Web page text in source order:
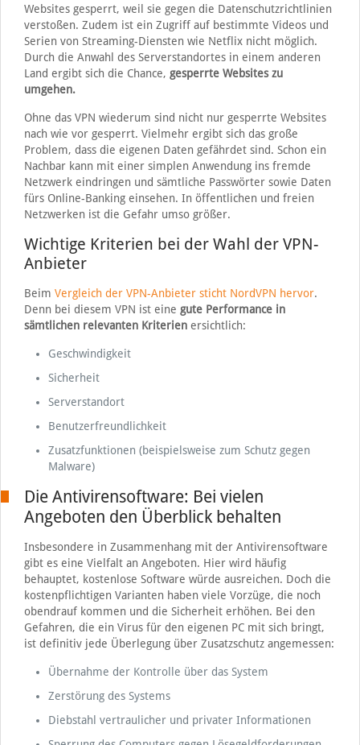
Websites gesperrt, weil sie gegen die Datenschutzrichtlinien
verstoßen. Zudem ist ein Zugriff auf bestimmte Videos und
Serien von Streaming-Diensten wie Netflix nicht möglich.
Durch die Anwahl des Serverstandortes in einem anderen
Land ergibt sich die Chance, gesperrte Websites zu
umgehen.
Ohne das VPN wiederum sind nicht nur gesperrte Websites
nach wie vor gesperrt. Vielmehr ergibt sich das große
Problem, dass die eigenen Daten gefährdet sind. Schon ein
Nachbar kann mit einer simplen Anwendung ins fremde
Netzwerk eindringen und sämtliche Passwörter sowie Daten
fürs Online-Banking einsehen. In öffentlichen und freien
Netzwerken ist die Gefahr umso größer.
Wichtige Kriterien bei der Wahl der VPN-
Anbieter
Beim Vergleich der VPN-Anbieter sticht NordVPN hervor.
Denn bei diesem VPN ist eine gute Performance in
sämtlichen relevanten Kriterienersichtlich:
Geschwindigkeit
Sicherheit
Serverstandort
Benutzerfreundlichkeit
Zusatzfunktionen (beispielsweise zum Schutz gegen
Malware)
Die Antivirensoftware: Bei vielen
Angeboten den Überblick behalten
Insbesondere in Zusammenhang mit der Antivirensoftware
gibt es eine Vielfalt an Angeboten. Hier wird häufig
behauptet, kostenlose Software würde ausreichen. Doch die
kostenpflichtigen Varianten haben viele Vorzüge, die noch
obendrauf kommen und die Sicherheit erhöhen. Bei den
Gefahren, die ein Virus für den eigenen PC mit sich bringt,
ist definitiv jede Überlegung über Zusatzschutz angemessen:
Übernahme der Kontrolle über das System
Zerstörung des Systems
Diebstahl vertraulicher und privater Informationen